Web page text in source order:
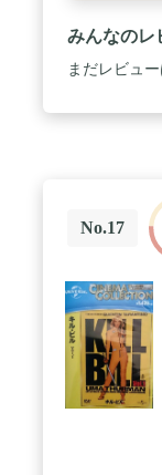
みんなのレ
まだレビュ
No.17